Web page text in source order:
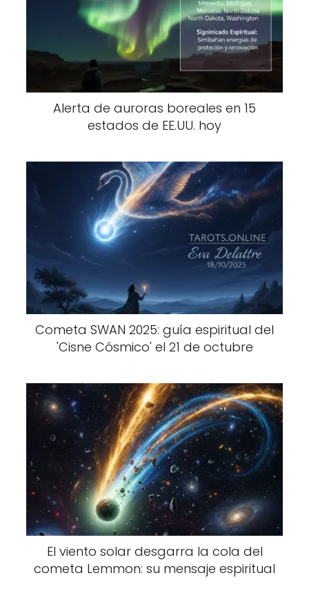
Alerta de auroras boreales en 15
estados de EE.UU. hoy
Cometa SWAN 2025: guía espiritual del
'Cisne Cósmico' el 21 de octubre
El viento solar desgarra la cola del
cometa Lemmon: su mensaje espiritual